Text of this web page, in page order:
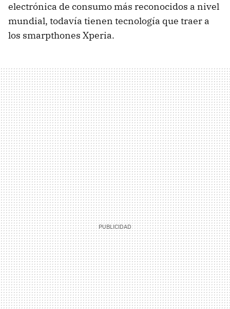
electrónica de consumo más reconocidos a nivel
mundial, todavía tienen tecnología que traer a
los smarpthones Xperia.